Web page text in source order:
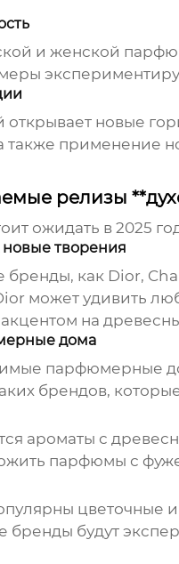
и женской
открывает новые
также применение
релизы
ожидать в 2025
творения
бренды, как Dior,
может удивить
на
дома
парфюмерные
брендов,
ароматы с
парфюмы с
цветочные
бренды будут